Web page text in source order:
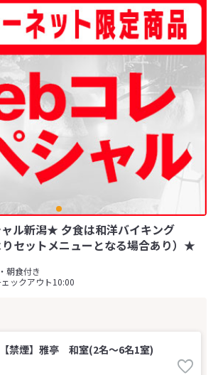
ル新潟★ 夕食は和洋バイキング
セットメニューとなる場合あり）★
朝食付き
ックアウト10:00
【禁煙】雅亭 和室(2名～6名1室)